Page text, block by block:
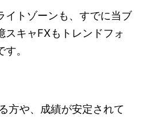
イトゾーンも、すでに当ブ
スキャFXもトレンドフォ
。
方や、成績が安定されて